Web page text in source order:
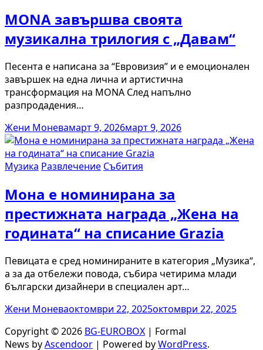
MONA завършва своята
музикална трилогия с „Давам“
Песента е написана за “Евровизия” и е емоционален
завършек на една лична и артистична
трансформация на MONA След напълно
разпродадения…
Жени Моневамарт 9, 2026март 9, 2026
Музика Развлечение Събития
Мона е номинирана за
престижната награда „Жена на
годината“ на списание Grazia
Певицата е сред номинираните в категория „Музика“,
а за да отбележи повода, събира четирима млади
български дизайнери в специален арт…
Жени Моневаоктомври 22, 2025октомври 22, 2025
Copyright © 2026 BG-EUROBOX | Formal
News byAscendoor | Powered byWordPress.